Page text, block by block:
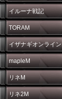
イルーナ戦記
TORAM
イザナギオンライン
mapleM
リネM
リネ2M